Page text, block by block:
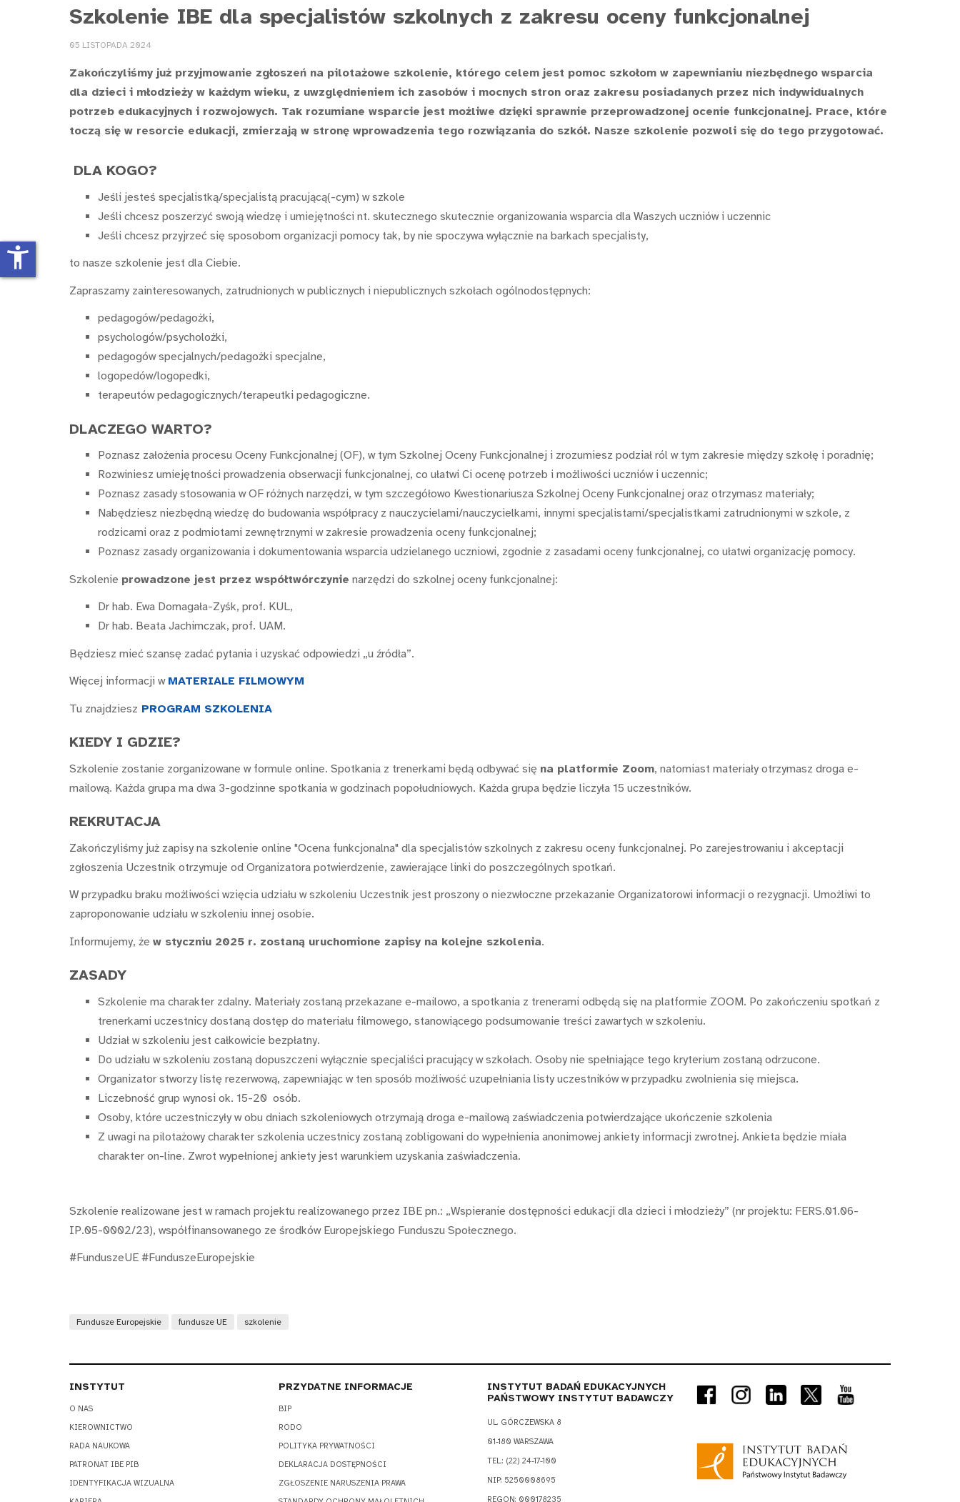
Szkolenie IBE dla specjalistów szkolnych z zakresu oceny funkcjonalnej
05 LISTOPADA 2024
Zakończyliśmy już przyjmowanie zgłoszeń na pilotażowe szkolenie, którego celem jest pomoc szkołom w zapewnianiu niezbędnego wsparcia
dla dzieci i młodzieży w każdym wieku, z uwzględnieniem ich zasobów i mocnych stron oraz zakresu posiadanych przez nich indywidualnych
potrzeb edukacyjnych i rozwojowych. Tak rozumiane wsparcie jest możliwe dzięki sprawnie przeprowadzonej ocenie funkcjonalnej. Prace, które
toczą się w resorcie edukacji, zmierzają w stronę wprowadzenia tego rozwiązania do szkół. Nasze szkolenie pozwoli się do tego przygotować.
DLA KOGO?
Jeśli jesteś specjalistką/specjalistą pracującą(-cym) w szkole
Jeśli chcesz poszerzyć swoją wiedzę i umiejętności nt. skutecznego skutecznie organizowania wsparcia dla Waszych uczniów i uczennic
Jeśli chcesz przyjrzeć się sposobom organizacji pomocy tak, by nie spoczywa wyłącznie na barkach specjalisty,
to nasze szkolenie jest dla Ciebie.
Zapraszamy zainteresowanych, zatrudnionych w publicznych i niepublicznych szkołach ogólnodostępnych:
pedagogów/pedagożki,
psychologów/psycholożki,
pedagogów specjalnych/pedagożki specjalne,
logopedów/logopedki,
terapeutów pedagogicznych/terapeutki pedagogiczne.
DLACZEGO WARTO?
Poznasz założenia procesu Oceny Funkcjonalnej (OF), w tym Szkolnej Oceny Funkcjonalnej i zrozumiesz podział ról w tym zakresie między szkołę i poradnię;
Rozwiniesz umiejętności prowadzenia obserwacji funkcjonalnej, co ułatwi Ci ocenę potrzeb i możliwości uczniów i uczennic;
Poznasz zasady stosowania w OF różnych narzędzi, w tym szczegółowo Kwestionariusza Szkolnej Oceny Funkcjonalnej oraz otrzymasz materiały;
Nabędziesz niezbędną wiedzę do budowania współpracy z nauczycielami/nauczycielkami, innymi specjalistami/specjalistkami zatrudnionymi w szkole, z
rodzicami oraz z podmiotami zewnętrznymi w zakresie prowadzenia oceny funkcjonalnej;
Poznasz zasady organizowania i dokumentowania wsparcia udzielanego uczniowi, zgodnie z zasadami oceny funkcjonalnej, co ułatwi organizację pomocy.
Szkolenie prowadzone jest przez współtwórczynie narzędzi do szkolnej oceny funkcjonalnej:
Dr hab. Ewa Domagała-Zyśk, prof. KUL,
Dr hab. Beata Jachimczak, prof. UAM.
Będziesz mieć szansę zadać pytania i uzyskać odpowiedzi „u źródła”.
Więcej informacji w MATERIALE FILMOWYM
Tu znajdziesz PROGRAM SZKOLENIA
KIEDY I GDZIE?
Szkolenie zostanie zorganizowane w formule online. Spotkania z trenerkami będą odbywać się na platformie Zoom, natomiast materiały otrzymasz droga e-
mailową. Każda grupa ma dwa 3-godzinne spotkania w godzinach popołudniowych. Każda grupa będzie liczyła 15 uczestników.
REKRUTACJA
Zakończyliśmy już zapisy na szkolenie online "Ocena funkcjonalna" dla specjalistów szkolnych z zakresu oceny funkcjonalnej. Po zarejestrowaniu i akceptacji
zgłoszenia Uczestnik otrzymuje od Organizatora potwierdzenie, zawierające linki do poszczególnych spotkań.
W przypadku braku możliwości wzięcia udziału w szkoleniu Uczestnik jest proszony o niezwłoczne przekazanie Organizatorowi informacji o rezygnacji. Umożliwi to
zaproponowanie udziału w szkoleniu innej osobie.
Informujemy, że w styczniu 2025 r. zostaną uruchomione zapisy na kolejne szkolenia.
ZASADY
Szkolenie ma charakter zdalny. Materiały zostaną przekazane e-mailowo, a spotkania z trenerami odbędą się na platformie ZOOM. Po zakończeniu spotkań z
trenerkami uczestnicy dostaną dostęp do materiału filmowego, stanowiącego podsumowanie treści zawartych w szkoleniu.
Udział w szkoleniu jest całkowicie bezpłatny.
Do udziału w szkoleniu zostaną dopuszczeni wyłącznie specjaliści pracujący w szkołach. Osoby nie spełniające tego kryterium zostaną odrzucone.
Organizator stworzy listę rezerwową, zapewniając w ten sposób możliwość uzupełniania listy uczestników w przypadku zwolnienia się miejsca.
Liczebność grup wynosi ok. 15-20 osób.
Osoby, które uczestniczyły w obu dniach szkoleniowych otrzymają droga e-mailową zaświadczenia potwierdzające ukończenie szkolenia
Z uwagi na pilotażowy charakter szkolenia uczestnicy zostaną zobligowani do wypełnienia anonimowej ankiety informacji zwrotnej. Ankieta będzie miała
charakter on-line. Zwrot wypełnionej ankiety jest warunkiem uzyskania zaświadczenia.
Szkolenie realizowane jest w ramach projektu realizowanego przez IBE pn.: „Wspieranie dostępności edukacji dla dzieci i młodzieży” (nr projektu: FERS.01.06-
IP.05-0002/23), współfinansowanego ze środków Europejskiego Funduszu Społecznego.
#FunduszeUE #FunduszeEuropejskie
Fundusze Europejskie fundusze UE szkolenie
INSTYTUT
O NAS
KIEROWNICTWO
RADA NAUKOWA
PATRONAT IBE PIB
IDENTYFIKACJA WIZUALNA
PRZYDATNE INFORMACJE
BIP
RODO
POLITYKA PRYWATNOŚCI
DEKLARACJA DOSTĘPNOŚCI
ZGŁOSZENIE NARUSZENIA PRAWA
INSTYTUT BADAŃ EDUKACYJNYCH
PAŃSTWOWY INSTYTUT BADAWCZY
UL. GÓRCZEWSKA 8
01-180 WARSZAWA
TEL.: (22) 24-17-100
NIP: 5250008695
REGON: 000178235
accessibility_new